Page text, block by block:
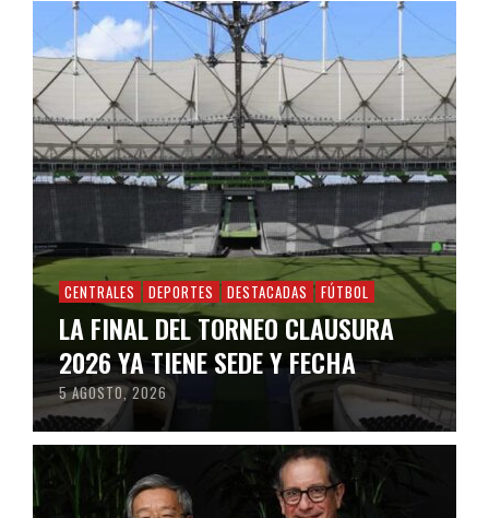
CENTRALES DEPORTES DESTACADAS FÚTBOL
LA FINAL DEL TORNEO CLAUSURA
2026 YA TIENE SEDE Y FECHA
5 AGOSTO, 2026